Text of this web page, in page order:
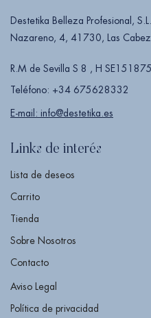
Destetika Belleza Profesional,
Nazareno, 4, 41730, Las
R.M de Sevilla S 8 , H
Teléfono: +34 675628332
E-mail: info@destetika.es
Links de interés
Lista de deseos
Carrito
Tienda
Sobre Nosotros
Contacto
Aviso Legal
Política de privacidad